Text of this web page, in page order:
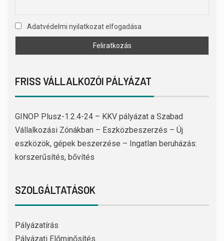
Adatvédelmi nyilatkozat elfogadása
FRISS VÁLLALKOZÓI PÁLYÁZAT
GINOP Plusz-1.2.4-24 – KKV pályázat a Szabad
Vállalkozási Zónákban – Eszközbeszerzés – Új
eszközök, gépek beszerzése – Ingatlan beruházás:
korszerűsítés, bővítés
SZOLGÁLTATÁSOK
Pályázatírás
Pályázati Előminősítés